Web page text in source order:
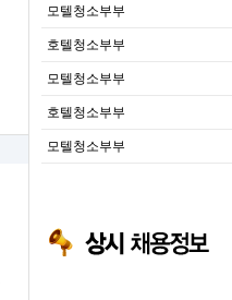
모텔청소부부
호텔청소부부
모텔청소부부
호텔청소부부
모텔청소부부